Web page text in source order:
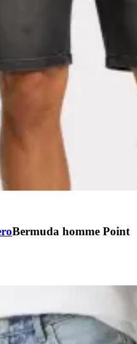
Bermuda homme Point